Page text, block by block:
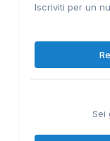
Iscriviti per un
Sei